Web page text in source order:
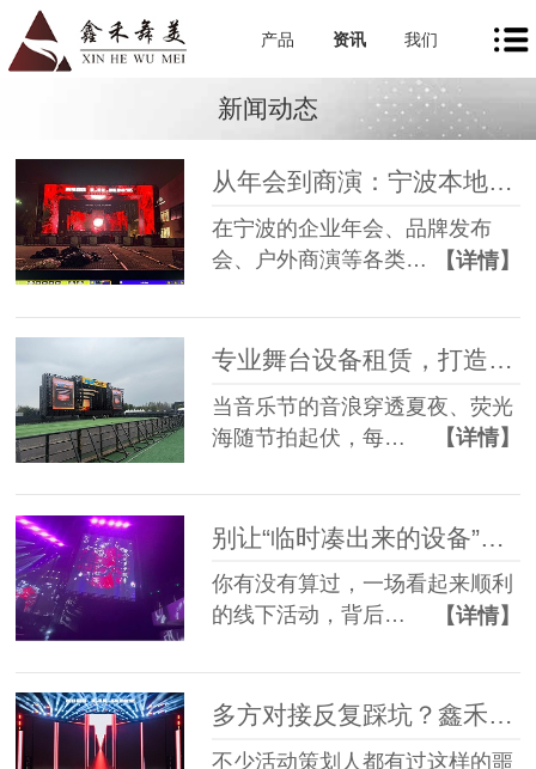
产品 资讯 我们
新闻动态
从年会到商演：宁波本地舞美租赁如何让每一场活动都出彩
在宁波的企业年会、品牌发布
会、户外商演等各类…
【详情】
专业舞台设备租赁，打造沉浸式音乐节现场
当音乐节的音浪穿透夏夜、荧光
海随节拍起伏，每…
【详情】
你有没有算过，一场看起来顺利
的线下活动，背后…
【详情】
多方对接反复踩坑？鑫禾舞美一站式舞美服务让你少走90%弯路
不少活动策划人都有过这样的噩